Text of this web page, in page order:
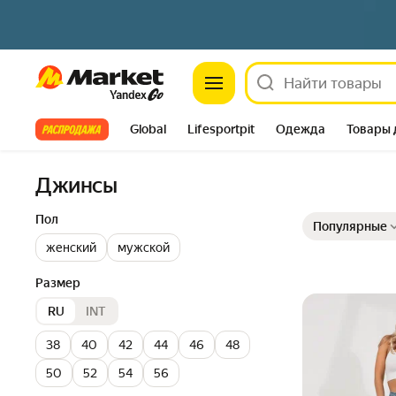
Market
Все хиты Global Lifesportpit Одежда Товары
Джинсы
Пол
женский
мужской
Размер
RU
INT
38 40 42 44 46
48
50
52 54
56
Популярные